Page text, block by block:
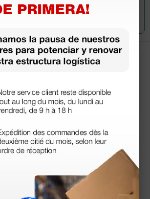
Envía tu pregunta
y 5 estrellas.
todos >
que un poco caro los portes y el